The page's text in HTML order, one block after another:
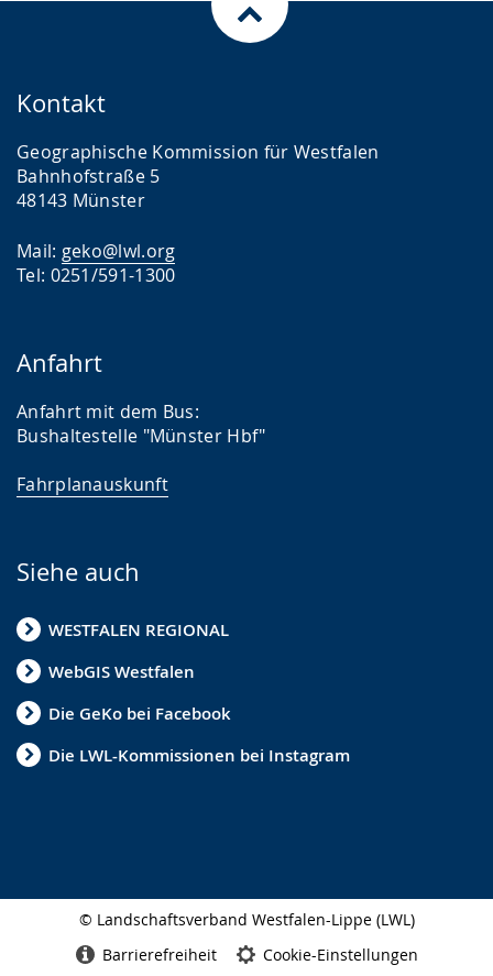
Kontakt
Geographische Kommission für Westfalen
Bahnhofstraße 5
48143 Münster
Mail: geko@lwl.org
Tel: 0251/591-1300
Anfahrt
Anfahrt mit dem Bus:
Bushaltestelle "Münster Hbf"
Fahrplanauskunft
Siehe auch
WESTFALEN REGIONAL
WebGIS Westfalen
Die GeKo bei Facebook
Die LWL-Kommissionen bei Instagram
© Landschaftsverband Westfalen-Lippe (LWL)
Barrierefreiheit Cookie-Einstellungen